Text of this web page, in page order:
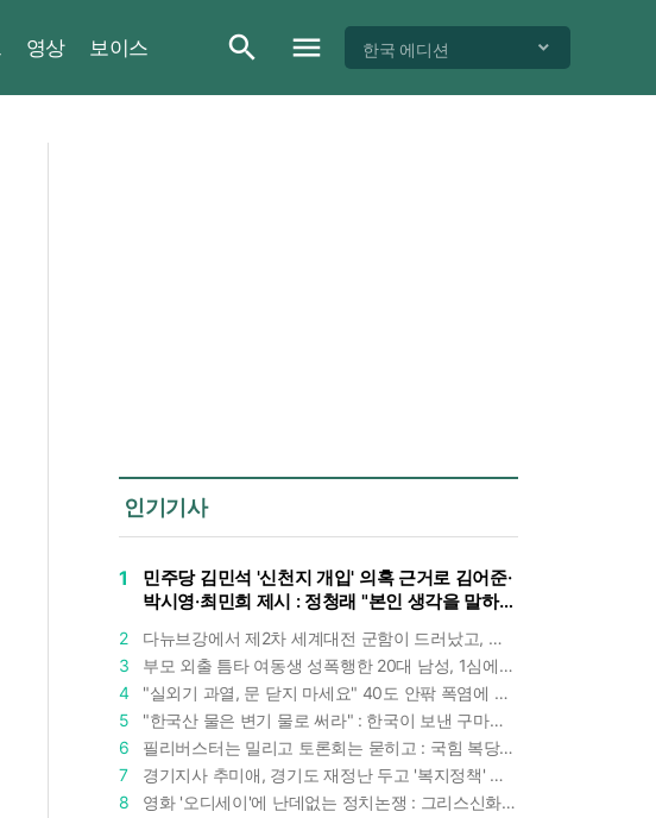
영상 보이스 한국 에디션
인기기사
1
민주당 김민석 '신천지 개입' 의혹 근거로 김어준·
박시영·최민희 제시 : 정청래 "본인 생각을 말하
2
다뉴브강에서 제2차 세계대전 군함이 드러났고, 포항 수돗물은 갑자기 짜졌다 : 폭염·가뭄이 만든 낯선 풍경
3
부모 외출 틈타 여동생 성폭행한 20대 남성, 1심에서 5년형 선고 : 친족 간 '암수범죄'의 심각성
4
"실외기 과열, 문 닫지 마세요" 40도 안팎 폭염에 쉼 없이 도는 에어컨 : 화재 위험 경고등!
5
"한국산 물은 변기 물로 써라" : 한국이 보낸 구마모토 지진 구호품에 한 일본인의 '어처구니 없는' 반응
6
필리버스터는 밀리고 토론회는 묻히고 : 국힘 복당 원하는 한동훈, '검사 정치'의 한계만 드러내나
7
경기지사 추미애, 경기도 재정난 두고 '복지정책' 탓하는 시선에 정면 반박 : "고령자와 아이 인구 급증"
8
영화 '오디세이'에 난데없는 정치논쟁 : 그리스신화 공간에서 '트럼프 전쟁의 참혹함'이 보인다